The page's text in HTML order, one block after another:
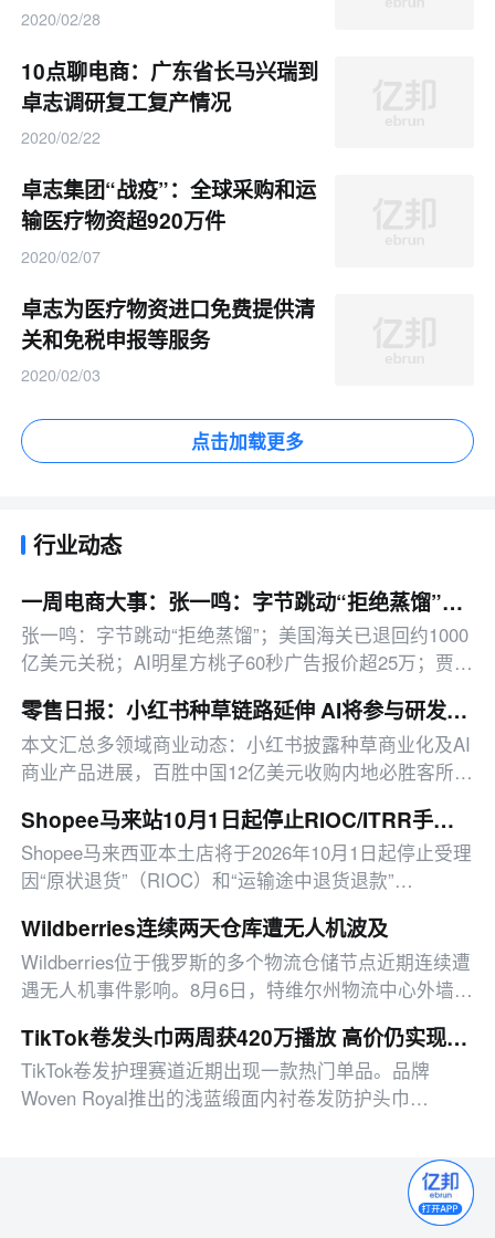
2020/02/28
10点聊电商：广东省长马兴瑞到
卓志调研复工复产情况
2020/02/22
卓志集团“战疫”：全球采购和运
输医疗物资超920万件
2020/02/07
卓志为医疗物资进口免费提供清
关和免税申报等服务
2020/02/03
点击加载更多
行业动态
一周电商大事：张一鸣：字节跳动“拒绝蒸馏”；美国海关已退回约1000亿美元关税
张一鸣：字节跳动“拒绝蒸馏”；美国海关已退回约1000
亿美元关税；AI明星方桃子60秒广告报价超25万；贾国
零售日报：小红书种草链路延伸 AI将参与研发投放决策
本文汇总多领域商业动态：小红书披露种草商业化及AI
商业产品进展，百胜中国12亿美元收购内地必胜客所有
店、咖啡机器人赛道布局、微信功能更新、快手818活
动启动等消息。
Shopee马来站10月1日起停止RIOC/ITRR手动索赔
Shopee马来西亚本土店将于2026年10月1日起停止受理
因“原状退货”（RIOC）和“运输途中退货退款”
Wildberries连续两天仓库遭无人机波及
Wildberries位于俄罗斯的多个物流仓储节点近期连续遭
遇无人机事件影响。8月6日，特维尔州物流中心外墙因
库屋顶落入3架无人机，引发多处火情
TikTok卷发头巾两周获420万播放 高价仍实现断货
TikTok卷发护理赛道近期出现一款热门单品。品牌
Woven Royal推出的浅蓝缎面内衬卷发防护头巾
得420万播放量，评论区大量用户询问产品信息。随后